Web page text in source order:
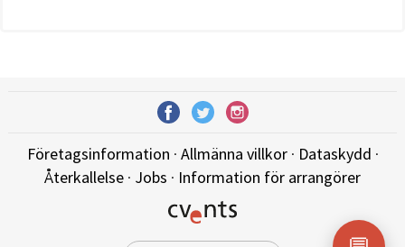
Företagsinformation · Allmänna villkor· Dataskydd ·
Återkallelse · Jobs · Information för arrangörer